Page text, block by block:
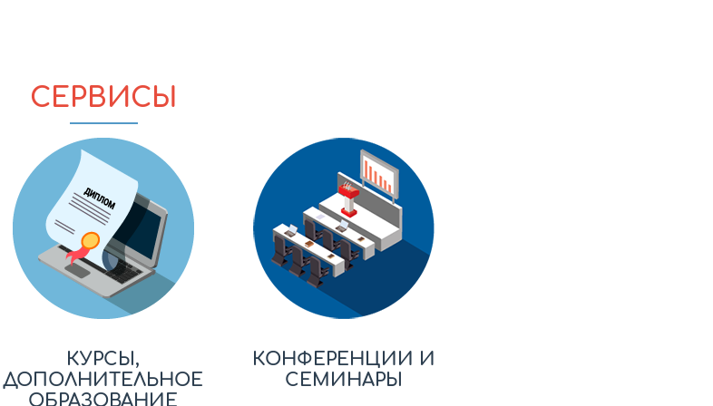
СЕРВИСЫ
КУРСЫ,
ДОПОЛНИТЕЛЬНОЕ
ОБРАЗОВАНИЕ
КОНФЕРЕНЦИИ И
СЕМИНАРЫ